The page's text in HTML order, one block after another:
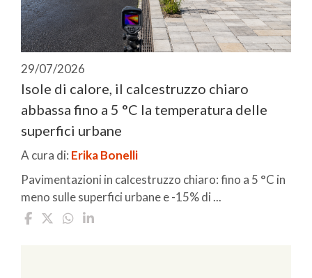
29/07/2026
Isole di calore, il calcestruzzo chiaro
abbassa fino a 5 °C la temperatura delle
superfici urbane
A cura di: Erika Bonelli
Pavimentazioni in calcestruzzo chiaro: fino a 5 °C in
meno sulle superfici urbane e -15% di ...